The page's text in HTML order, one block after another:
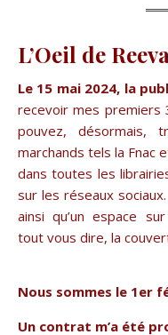
L’Oeil de
Le 15 mai 2024, la
recevoir mes premiers
pouvez, désormais,
marchands tels la Fnac
dans toutes les
sur les réseaux
ainsi qu’un espace
tout vous dire, la
Nous sommes le 1er
Un contrat m’a été